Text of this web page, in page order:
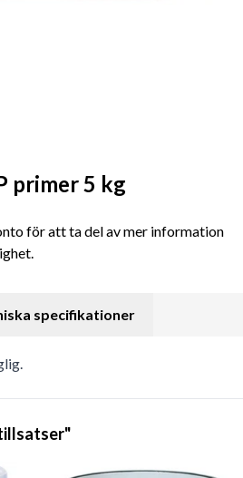
primer 5 kg
för att ta del av mer information
specifikationer